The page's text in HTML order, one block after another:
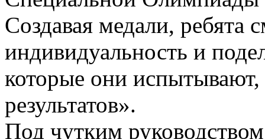
Создавая медали, ребята
индивидуальность и
которые они
результатов».
Под чутким